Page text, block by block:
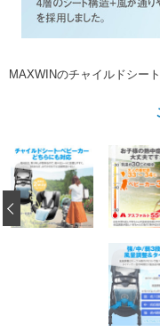
イベント告知
MAXWINのチャイルドシー
‹